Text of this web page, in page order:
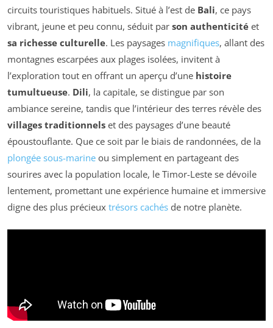
circuits touristiques habituels. Situé à l’est de Bali, ce pays
vibrant, jeune et peu connu, séduit par son authenticité et
sa richesse culturelle. Les paysages magnifiques, allant des
montagnes escarpées aux plages isolées, invitent à
l’exploration tout en offrant un aperçu d’une histoire
tumultueuse. Dili, la capitale, se distingue par son
ambiance sereine, tandis que l’intérieur des terres révèle des
villages traditionnels et des paysages d’une beauté
époustouflante. Que ce soit par le biais de randonnées, de la
plongée sous-marine ou simplement en partageant des
sourires avec la population locale, le Timor-Leste se dévoile
lentement, promettant une expérience humaine et immersive
digne des plus précieux trésors cachés de notre planète.